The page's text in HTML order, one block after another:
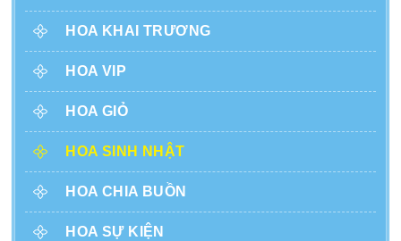
HOA KHAI TRƯƠNG
HOA VIP
HOA GIỎ
HOA SINH NHẬT
HOA CHIA BUỒN
HOA SỰ KIỆN